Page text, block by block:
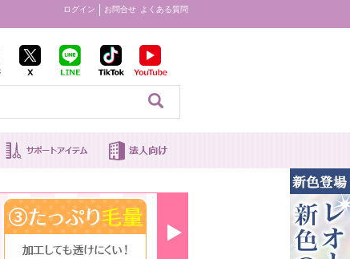
ログイン お問合せ よくある質問